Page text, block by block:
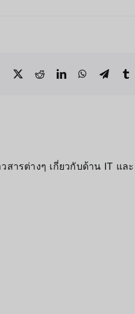
Facebook
X RedditLinkedInWhatsApp
ารต่างๆ เกี่ยวกับด้าน IT แล